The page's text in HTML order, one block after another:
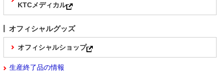
KTCメディカル
オフィシャルグッズ
オフィシャルショップ
生産終了品の情報